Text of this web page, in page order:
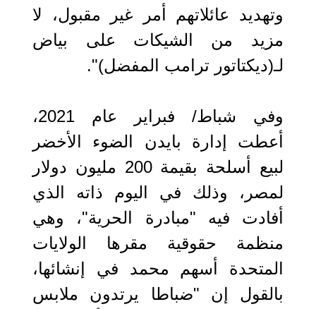
وتهديد عائلاتهم أمر غير مقبول، لا
مزيد من الشيكات على بياض
لـ(ديكتاتور ترامب المفضل)".
وفي شباط/ فبراير عام 2021،
أعطت إدارة بايدن الضوء الأخضر
لبيع أسلحة بقيمة 200 مليون دولار
لمصر، وذلك في اليوم ذاته الذي
أفادت فيه "مبادرة الحرية"، وهي
منظمة حقوقية مقرها الولايات
المتحدة أسهم محمد في إنشائها،
بالقول إن "ضباطا يرتدون ملابس